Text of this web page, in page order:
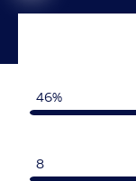
46%
8